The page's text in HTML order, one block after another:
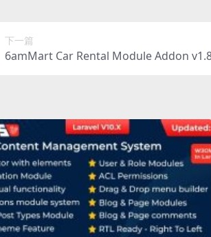
下一篇
6amMart Car Rental Module Addon